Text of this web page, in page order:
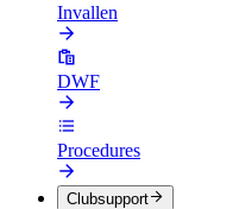
Invallen
DWF
Procedures
Clubsupport